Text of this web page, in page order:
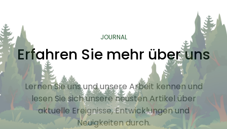
JOURNAL
Erfahren Sie mehr über uns
Lernen Sie uns und unsere Arbeit kennen und
lesen Sie sich unsere neusten Artikel über
aktuelle Ereignisse, Entwicklungen und
Neuigkeiten durch.